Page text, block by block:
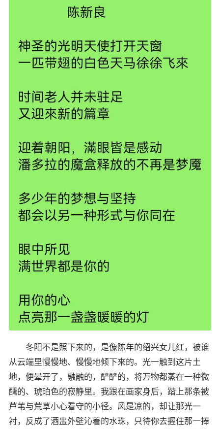
冬阳不是照下来的，是像陈年的绍兴女儿红，被谁
从云端里慢慢地、慢慢地倾下来的。光一触到这片土
地，便晕开了，融融的，酽酽的，将万物都蒸在一种微
醺的、琥珀色的寂静里。我跟在画家身后，踏上那条被
芦苇与荒草小心看守的小径。风是凉的，却让那光一
衬，反成了酒盅外壁沁着的水珠，只待你去握住那一捧